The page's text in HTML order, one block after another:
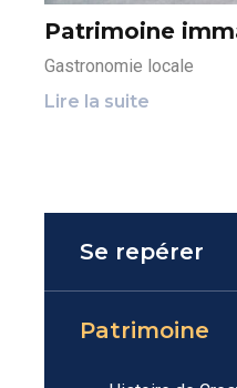
Patrimoine
Gastronomie locale
Lire la suite
Se repérer
Patrimoine